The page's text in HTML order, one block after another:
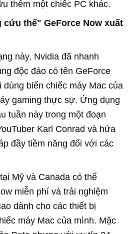
thêm một chiếc PC khác.
cứu thế" GeForce Now xuất
này, Nvidia đã nhanh
độc đáo có tên GeForce
biến chiếc máy Mac của
gaming thực sự. Ứng dụng
tuần này trong một đoạn
Karl Conrad và hứa
đầy tiềm năng đối với các
Mỹ và Canada có thể
miễn phí và trải nghiệm
dành cho các thiết bị
máy Mac của mình. Mặc